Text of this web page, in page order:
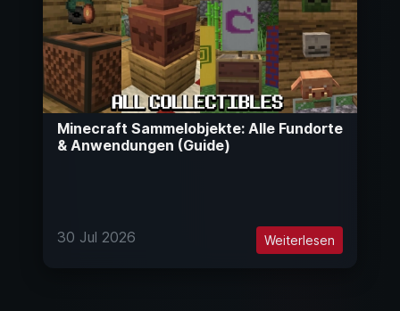
Minecraft Sammelobjekte: Alle Fundorte
& Anwendungen (Guide)
30 Jul 2026 Weiterlesen